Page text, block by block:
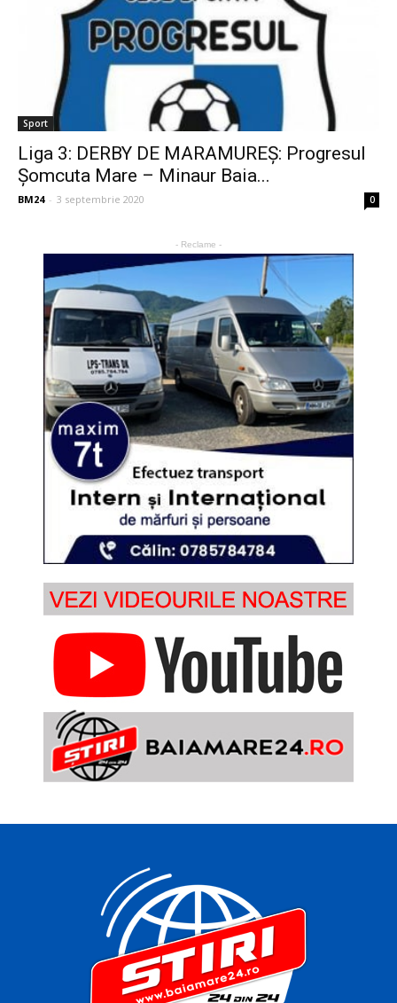
Sport
Liga 3: DERBY DE MARAMUREȘ: Progresul
Șomcuta Mare – Minaur Baia...
BM24 - 3 septembrie 2020 0
- Reclame -